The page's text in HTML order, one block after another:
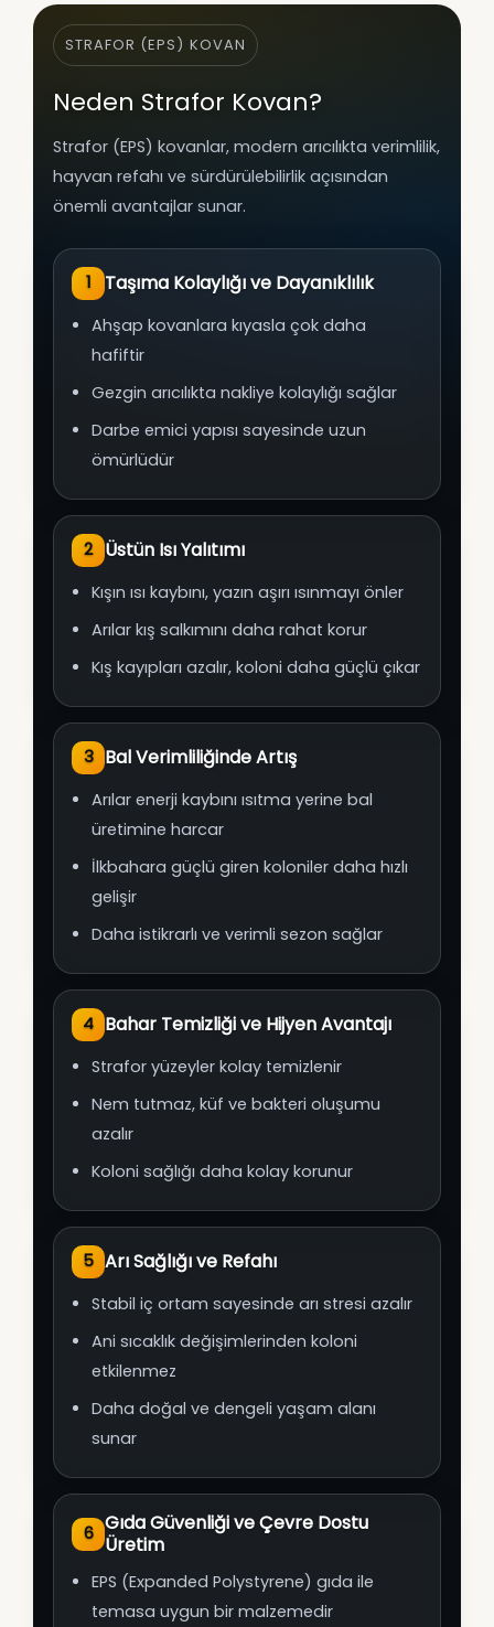
STRAFOR (EPS) KOVAN
Neden Strafor Kovan?
Strafor (EPS) kovanlar, modern arıcılıkta verimlilik,
hayvan refahı ve sürdürülebilirlik açısından
önemli avantajlar sunar.
1 Taşıma Kolaylığı ve Dayanıklılık
Ahşap kovanlara kıyasla çok daha
hafiftir
Gezgin arıcılıkta nakliye kolaylığı sağlar
Darbe emici yapısı sayesinde uzun
ömürlüdür
2 Üstün Isı Yalıtımı
Kışın ısı kaybını, yazın aşırı ısınmayı önler
Arılar kış salkımını daha rahat korur
Kış kayıpları azalır, koloni daha güçlü çıkar
3 Bal Verimliliğinde Artış
Arılar enerji kaybını ısıtma yerine bal
üretimine harcar
İlkbahara güçlü giren koloniler daha hızlı
gelişir
Daha istikrarlı ve verimli sezon sağlar
4 Bahar Temizliği ve Hijyen Avantajı
Strafor yüzeyler kolay temizlenir
Nem tutmaz, küf ve bakteri oluşumu
azalır
Koloni sağlığı daha kolay korunur
5 Arı Sağlığı ve Refahı
Stabil iç ortam sayesinde arı stresi azalır
Ani sıcaklık değişimlerinden koloni
etkilenmez
Daha doğal ve dengeli yaşam alanı
sunar
6 Gıda Güvenliği ve Çevre Dostu
Üretim
EPS (Expanded Polystyrene) gıda ile
temasa uygun bir malzemedir